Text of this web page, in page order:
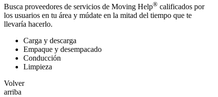
Busca proveedores de servicios de Moving Help® calificados por
los usuarios en tu área y múdate en la mitad del tiempo que te
llevaría hacerlo.
Carga y descarga
Empaque y desempacado
Conducción
Limpieza
Volver
arriba